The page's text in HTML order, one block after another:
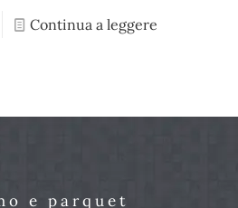
Continua a leggere
e parquet